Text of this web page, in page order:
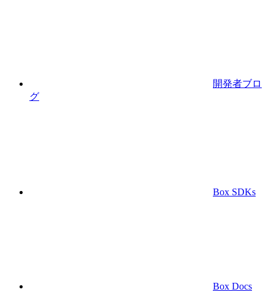
開発者ブロ
グ
Box SDKs
Box Docs